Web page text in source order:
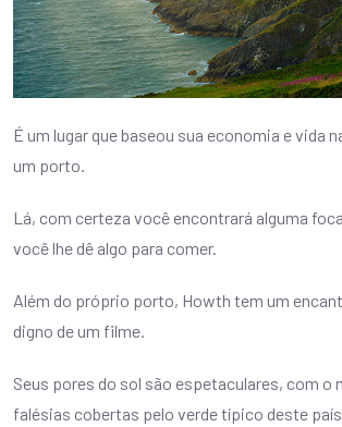
É um lugar que baseou sua economia e vida
um porto.
Lá, com certeza você encontrará alguma
você lhe dê algo para comer.
Além do próprio porto, Howth tem um
digno de um filme.
Seus pores do sol são espetaculares, com o
falésias cobertas pelo verde típico deste